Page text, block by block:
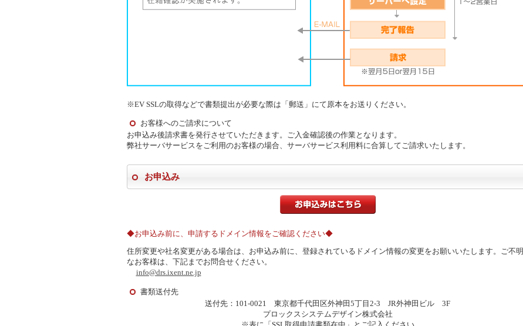
※EV SSLの取得などで書類提出が必要な際は「郵送」にて原本をお送りください。
お客様へのご請求について
お申込み後請求書を発行させていただきます。ご入金確認後の作業となります。
弊社サーバサービスをご利用のお客様の場合、サーバサービス利用料に合算してご請求いたします。
お申込み
お申込みはこちら
◆お申込み前に、申請するドメイン情報をご確認ください◆
住所変更や社名変更がある場合は、お申込み前に、登録されているドメイン情報の変更をお願いいたします。ご不明
なお客様は、下記までお問合せください。
info@drs.ixent.ne.jp
書類送付先
送付先：101-0021 東京都千代田区外神田5丁目2-3 JR外神田ビル 3F
プロックスシステムデザイン株式会社